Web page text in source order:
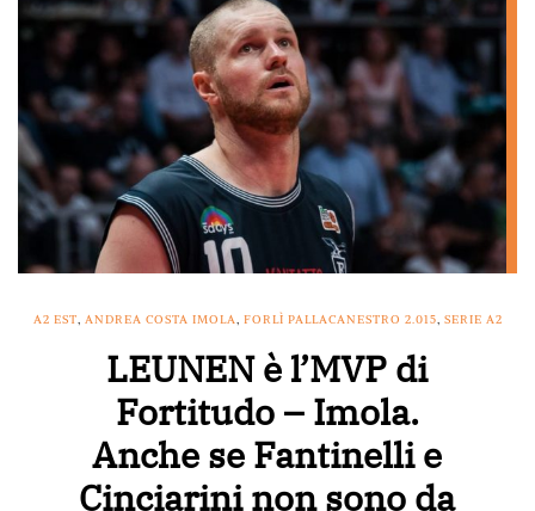
A2 EST, ANDREA COSTA IMOLA, FORLÌ PALLACANESTRO 2.015, SERIE A2
LEUNEN è l’MVP di
Fortitudo – Imola.
Anche se Fantinelli e
Cinciarini non sono da